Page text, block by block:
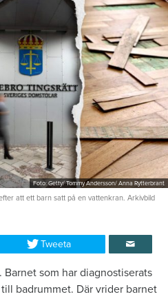
Foto: Getty/ Tommy Andersson/ Anna Rytterbrant
att ett barn satt på en vattenkran. Arkivbild
Tweeta
som har diagnostiserats
badrummet. Där vrider barnet